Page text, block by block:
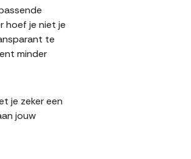
hoef je niet je
te
minder
je zeker een
jouw